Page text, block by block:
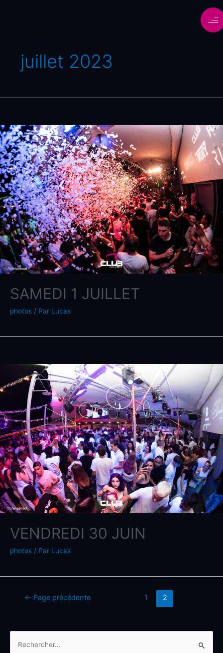
juillet 2023
SAMEDI 1 JUILLET
photos / Par Lucas
VENDREDI 30 JUIN
photos / Par Lucas
← Page précédente 1 2